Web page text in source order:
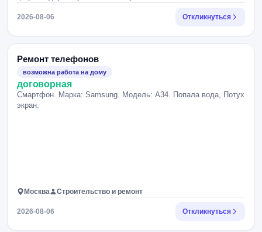
2026-08-06 Откликнуться
Ремонт телефонов
возможна работа на дому
договорная
Смартфон. Марка: Samsung. Модель: А34. Попала вода, Потух
экран.
Москва Строительство и ремонт
2026-08-06 Откликнуться